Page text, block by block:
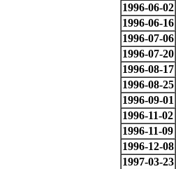
1996-06-02
1996-06-16
1996-07-06
1996-07-20
1996-08-17
1996-08-25
1996-09-01
1996-11-02
1996-11-09
1996-12-08
1997-03-23